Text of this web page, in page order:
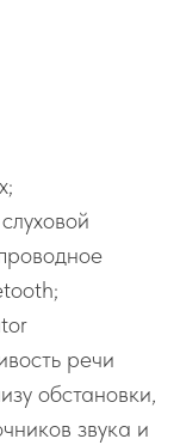
речи
обстановки,
звука и